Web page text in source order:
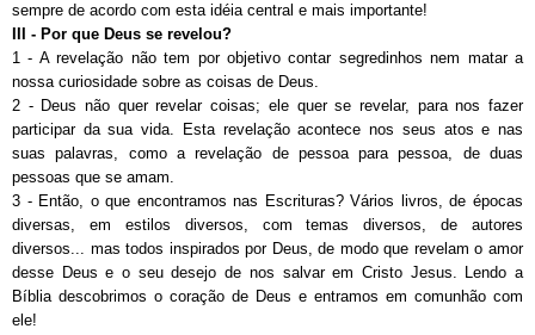
sempre de acordo com esta idéia central e mais importante!
III - Por que Deus se revelou?
1 - A revelação não tem por objetivo contar segredinhos nem matar a
nossa curiosidade sobre as coisas de Deus.
2 - Deus não quer revelar coisas; ele quer se revelar, para nos fazer
participar da sua vida. Esta revelação acontece nos seus atos e nas
suas palavras, como a revelação de pessoa para pessoa, de duas
pessoas que se amam.
3 - Então, o que encontramos nas Escrituras? Vários livros, de épocas
diversas, em estilos diversos, com temas diversos, de autores
diversos... mas todos inspirados por Deus, de modo que revelam o amor
desse Deus e o seu desejo de nos salvar em Cristo Jesus. Lendo a
Bíblia descobrimos o coração de Deus e entramos em comunhão com
ele!